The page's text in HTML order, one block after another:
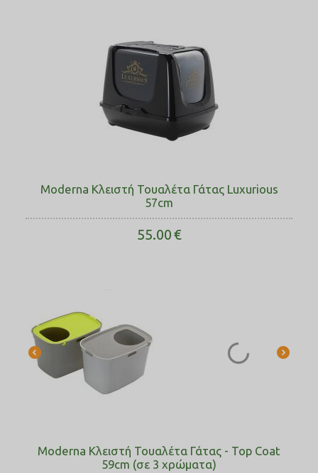
Moderna Κλειστή Τουαλέτα Γάτας Luxurious
57cm
55.00€
Moderna Κλειστή Τουαλέτα Γάτας - Top Coat
59cm (σε 3 χρώματα)